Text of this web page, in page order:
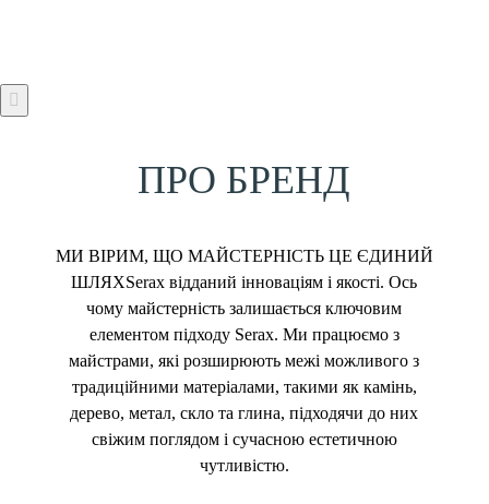
ПРО БРЕНД
МИ ВІРИМ, ЩО МАЙСТЕРНІСТЬ ЦЕ ЄДИНИЙ
ШЛЯХSerax відданий інноваціям і якості. Ось
чому майстерність залишається ключовим
елементом підходу Serax. Ми працюємо з
майстрами, які розширюють межі можливого з
традиційними матеріалами, такими як камінь,
дерево, метал, скло та глина, підходячи до них
свіжим поглядом і сучасною естетичною
чутливістю.